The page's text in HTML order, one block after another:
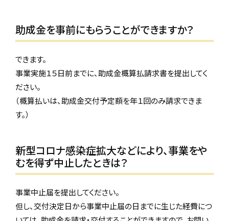
助成金を事前にもらうことができますか？
できます。
事業実施１５日前までに、助成金概算払請求書を提出してく
ださい。
（概算払いは、助成金交付予定額を年１回のみ請求できま
す。）
新型コロナ感染症拡大などにより、事業をや
むを得ず中止したときは？
事業中止届を提出してください。
但し、交付決定日から事業中止届の日までに生じた経費につ